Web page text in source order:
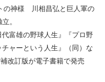
の神様 川相昌弘と巨人軍の
。
代富雄の野球人生』『プロ野
ャーという人生』（同）な
改訂版が電子書籍で発売